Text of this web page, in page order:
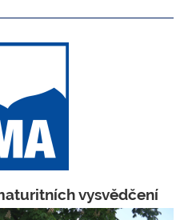
vysvědčení